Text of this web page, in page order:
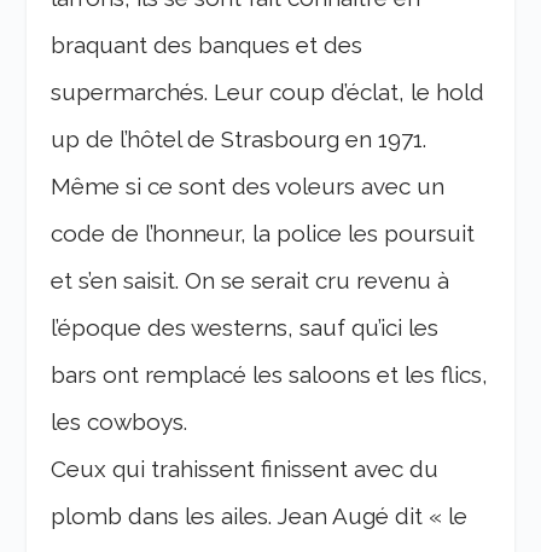
braquant des banques et des
supermarchés. Leur coup d’éclat, le hold
up de l’hôtel de Strasbourg en 1971.
Même si ce sont des voleurs avec un
code de l’honneur, la police les poursuit
et s’en saisit. On se serait cru revenu à
l’époque des westerns, sauf qu’ici les
bars ont remplacé les saloons et les flics,
les cowboys.
Ceux qui trahissent finissent avec du
plomb dans les ailes. Jean Augé dit « le